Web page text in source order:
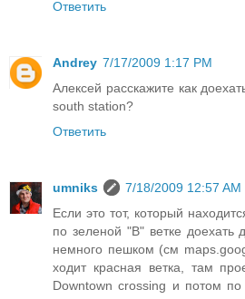
Ответить
Andrey 7/17/2009 1:17 PM
Алексей расскажите как
south station?
Ответить
umniks
7/18/2009 12:57 AM
Если это тот, который
по зеленой "В" ветке
немного пешком (см
ходит красная ветка, там
Downtown crossing и потом